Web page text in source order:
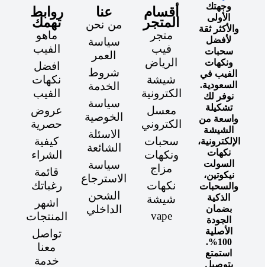
وجهتك
الأولى
والأكثر ثقة
لأفضل
سحبات
ونكهات
الفيب في
السعودية.
نوفر لك
تشكيلة
واسعة من
الشيشة
الإلكترونية،
نكهات
السولت
نيكوتين،
والسحبات
الذكية
بضمان
الجودة
الأصلية
100%.
استمتع
بتوصيل
أقسام
المتجر
متجر
فيب
الرياض
شيشة
الكترونية
معسل
الكتروني
سحبات
ونكهات
مزاج
نكهات
شيشة
vape
عنا
من نحن
سياسة
العمر
شروط
الخدمة
سياسة
الخوصية
الاسئلة
الشائعة
سياسة
الاسترجاع
الشحن
الداخلي
روابط
تهمك
ماهو
الفيب
افضل
نكهات
الفيب
عروض
حصرية
كيفية
الشراء
قائمة
رغباتك
اشهر
المنتجات
تواصل
معنا
خدمة